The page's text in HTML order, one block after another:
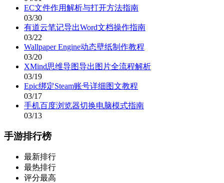
EC文件作用解析与打开方法指南
03/30
有道云笔记导出Word文档操作指南
03/22
Wallpaper Engine动态壁纸制作教程
03/20
XMind思维导图导出图片全流程解析
03/19
Epic绑定Steam账号详细图文教程
03/17
手机百度浏览器切换电脑模式指南
03/13
手游排行榜
最新排行
最热排行
评分最高